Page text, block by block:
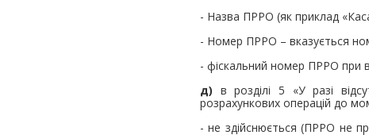
- Назва ПРРО (як приклад
- Номер ПРРО – вказується
- фіскальний номер ПРРО при
д) в розділі 5 «У разі
розрахункових операцій до
- не здійснюється (ПРРО не